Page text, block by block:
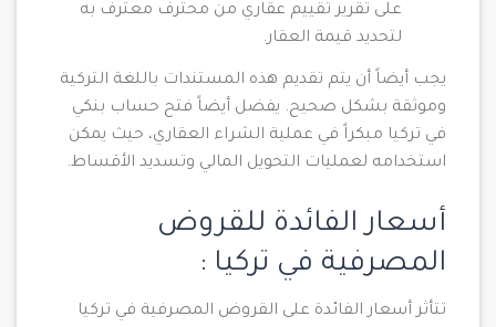
على تقرير تقييم عقاري من محترف معترف به
لتحديد قيمة العقار.
يجب أيضاً أن يتم تقديم هذه المستندات باللغة التركية
وموثقة بشكل صحيح. يفضل أيضاً فتح حساب بنكي
في تركيا مبكراً في عملية الشراء العقاري، حيث يمكن
استخدامه لعمليات التحويل المالي وتسديد الأقساط.
أسعار الفائدة للقروض
المصرفية في تركيا :
تتأثر أسعار الفائدة على القروض المصرفية في تركيا